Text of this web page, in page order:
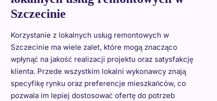
Szczecinie
Korzystanie z lokalnych usług remontowych w
Szczecinie ma wiele zalet, które mogą znacząco
wpłynąć na jakość realizacji projektu oraz satysfakcję
klienta. Przede wszystkim lokalni wykonawcy znają
specyfikę rynku oraz preferencje mieszkańców, co
pozwala im lepiej dostosować ofertę do potrzeb